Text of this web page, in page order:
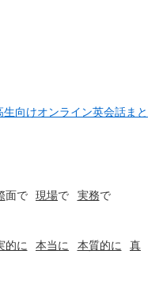
向けオンライン英会話まと
面で 現場で 実務で
的に 本当に 本質的に
真